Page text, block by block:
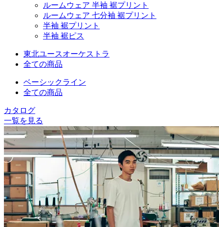
ルームウェア 半袖 裾プリント
ルームウェア 七分袖 裾プリント
半袖 裾プリント
半袖 裾ピス
東北ユースオーケストラ
全ての商品
ベーシックライン
全ての商品
カタログ
一覧を見る